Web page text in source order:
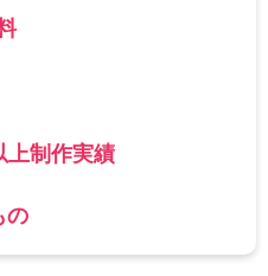
上制作実績
の